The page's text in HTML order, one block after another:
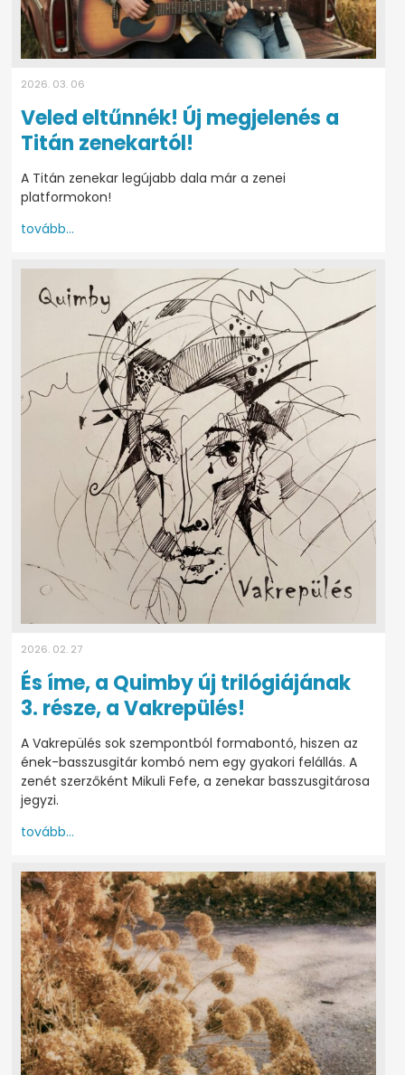
2026. 03. 06
Veled eltűnnék! Új megjelenés a
Titán zenekartól!
A Titán zenekar legújabb dala már a zenei
platformokon!
tovább...
2026. 02. 27
És íme, a Quimby új trilógiájának
3. része, a Vakrepülés!
A Vakrepülés sok szempontból formabontó, hiszen az
ének-basszusgitár kombó nem egy gyakori felállás. A
zenét szerzőként Mikuli Fefe, a zenekar basszusgitárosa
jegyzi.
tovább...